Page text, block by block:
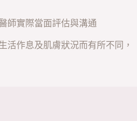
師實際當面評估與溝通
作息及肌膚狀況而有所不同，